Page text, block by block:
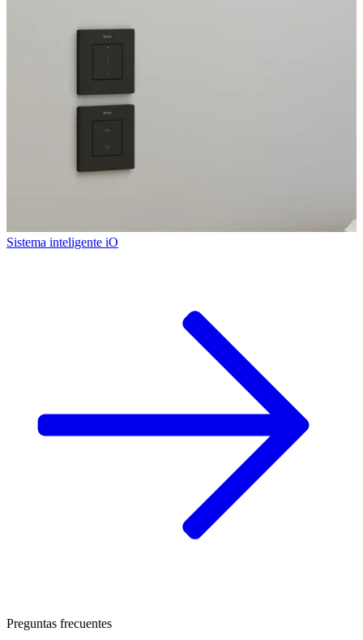
Sistema inteligente iO
Preguntas frecuentes